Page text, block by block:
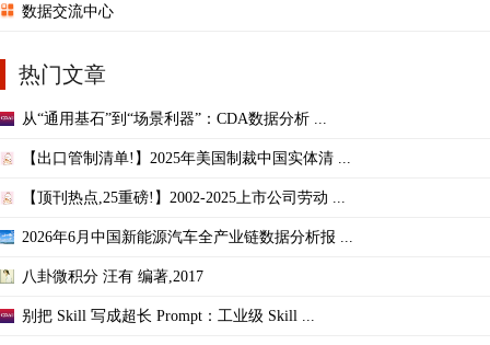
数据交流中心
热门文章
从“通用基石”到“场景利器”：CDA数据分析 ...
【出口管制清单!】2025年美国制裁中国实体清 ...
【顶刊热点,25重磅!】2002-2025上市公司劳动 ...
2026年6月中国新能源汽车全产业链数据分析报 ...
八卦微积分 汪有 编著,2017
别把 Skill 写成超长 Prompt：工业级 Skill ...